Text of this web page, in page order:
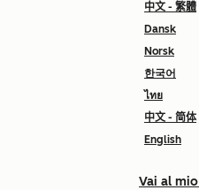
中文 - 繁體
Dansk
Norsk
한국어
ไทย
中文 - 简体
English
Vai al